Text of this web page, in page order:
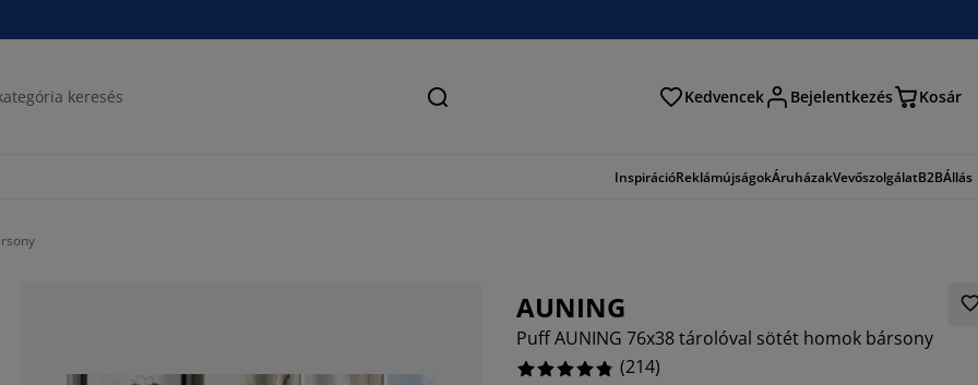
Keresés Kedvencek Bejelentkezés Kosár
InspirációReklámújságokÁruházakVevőszolgálatB2BÁllás
AUNING
Puff AUNING 76x38 tárolóval sötét homok bársony
(214)